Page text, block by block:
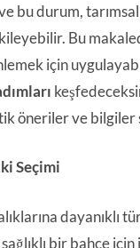
bu durum,
Bu
için
öneriler ve bilgiler
Seçimi
dayanıklı
bir bahçe için